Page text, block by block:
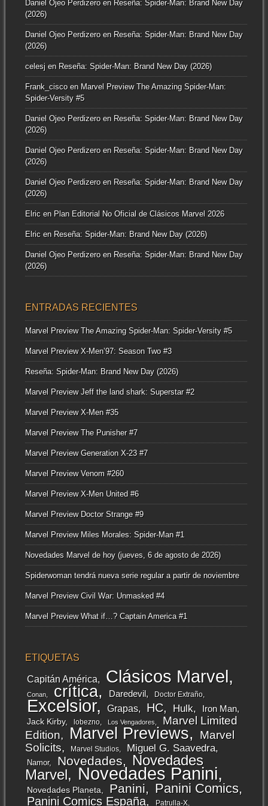
Daniel Ojeo Perdizeroen Reseña: Spider-Man: Brand New Day
(2026)
Daniel Ojeo Perdizeroen Reseña: Spider-Man: Brand New Day
(2026)
celesjen Reseña: Spider-Man: Brand New Day (2026)
Frank_ciscoen Marvel Preview The Amazing Spider-Man:
Spider-Versity #5
Daniel Ojeo Perdizeroen Reseña: Spider-Man: Brand New Day
(2026)
Daniel Ojeo Perdizeroen Reseña: Spider-Man: Brand New Day
(2026)
Daniel Ojeo Perdizeroen Reseña: Spider-Man: Brand New Day
(2026)
Elricen Plan Editorial No Oficial de Clásicos Marvel 2026
Elricen Reseña: Spider-Man: Brand New Day (2026)
Daniel Ojeo Perdizeroen Reseña: Spider-Man: Brand New Day
(2026)
ENTRADAS RECIENTES
Marvel Preview The Amazing Spider-Man: Spider-Versity #5
Marvel Preview X-Men’97: Season Two #3
Reseña: Spider-Man: Brand New Day (2026)
Marvel Preview Jeff the land shark: Superstar #2
Marvel Preview X-Men #35
Marvel Preview The Punisher #7
Marvel Preview Generation X-23 #7
Marvel Preview Venom #260
Marvel Preview X-Men United #6
Marvel Preview Doctor Strange #9
Marvel Preview Miles Morales: Spider-Man #1
Novedades Marvel de hoy (jueves, 6 de agosto de 2026)
Spiderwoman tendrá nueva serie regular a partir de noviembre
Marvel Preview Civil War: Unmasked #4
Marvel Preview What if…? Captain America #1
ETIQUETAS
Capitán América Clásicos Marvel
Conan crítica Daredevil Doctor Extraño
Excelsior Grapas HC Hulk Iron Man
Jack Kirby lobezno Los Vengadores
Marvel Limited
Edition
Marvel Previews
Marvel
Solicits
Marvel Studios Miguel G. Saavedra
Namor Novedades
Novedades
Marvel
Novedades Panini
Novedades Planeta Panini Panini Comics
Panini Comics España Patrulla-X